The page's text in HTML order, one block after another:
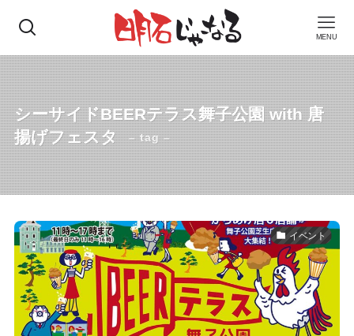
MENU
シーサイドBEERテラス舞子公園 with 唐
揚げフェスタ
– tag –
イベント